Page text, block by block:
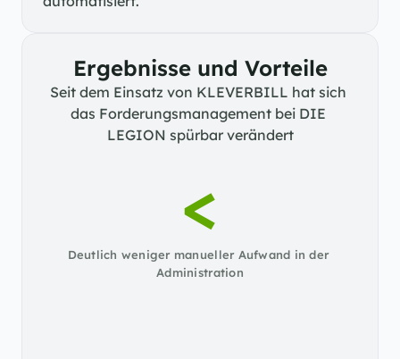
Ergebnisse und Vorteile
Seit dem Einsatz von KLEVERBILL hat sich
das Forderungsmanagement bei DIE
LEGION spürbar verändert
<
Deutlich weniger manueller Aufwand in der
Administration